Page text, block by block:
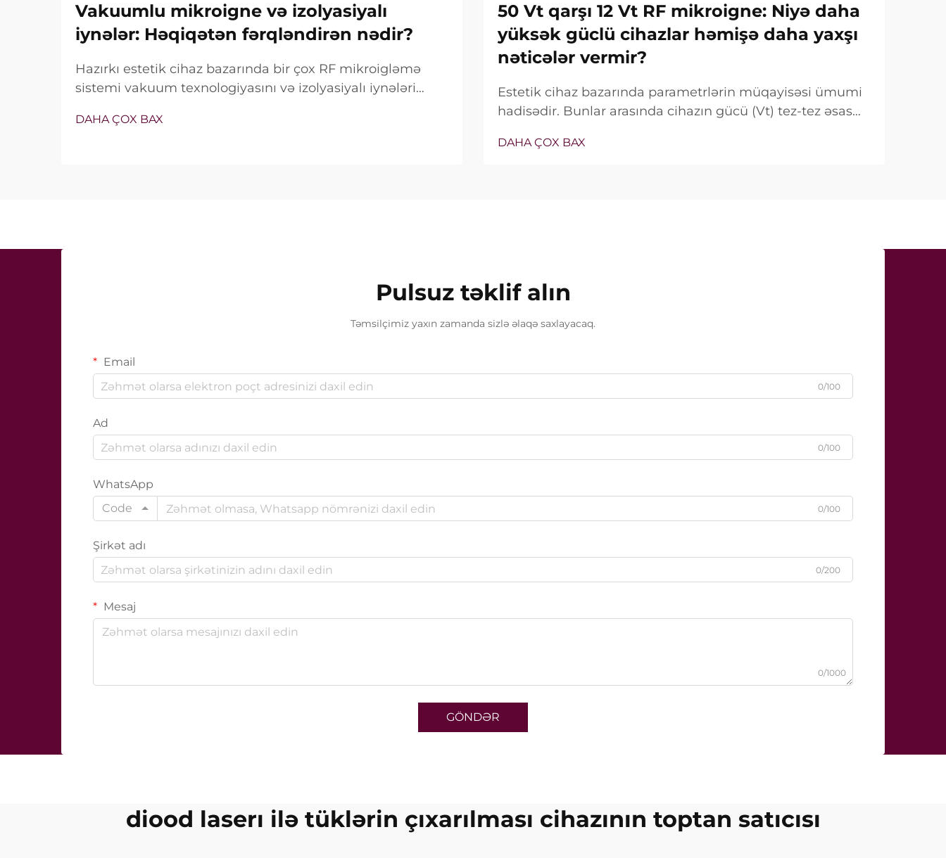
Vakuumlu mikroigne və izolyasiyalı
iynələr: Həqiqətən fərqləndirən nədir?
Hazırkı estetik cihaz bazarında bir çox RF mikroigləmə
sistemi vakuum texnologiyasını və izolyasiyalı iynələri
xüsusiyyətlərin mövcud olub-olmaması deyil, onların klinik
DAHA ÇOX BAX
50 Vt qarşı 12 Vt RF mikroigne: Niyə daha
yüksək güclü cihazlar həmişə daha yaxşı
nəticələr vermir?
Estetik cihaz bazarında parametrlərin müqayisəsi ümumi
hadisədir. Bunlar arasında cihazın gücü (Vt) tez-tez əsas
real vəziyyət tamamilə fərqlidir. Çox hallarda belə «güc»...
DAHA ÇOX BAX
Pulsuz təklif alın
Təmsilçimiz yaxın zamanda sizlə əlaqə saxlayacaq.
Email
0/100
Ad
0/100
WhatsApp
Code
0/100
Şirkət adı
0/200
Mesaj
0/1000
GÖNDƏR
diood laserı ilə tüklərin çıxarılması cihazının toptan satıcısı